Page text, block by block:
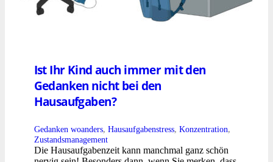
Ist Ihr Kind auch immer mit den
Gedanken nicht bei den
Hausaufgaben?
Gedanken woanders, Hausaufgabenstress, Konzentration,
Zustandsmanagement
Die Hausaufgabenzeit kann manchmal ganz schön